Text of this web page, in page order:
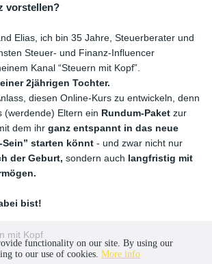
vorstellen?
Elias, ich bin 35 Jahre, Steuerberater und
Steuer- und Finanz-Influencer
Kanal “Steuern mit Kopf”.
2jährigen Tochter.
diesen Online-Kurs zu entwickeln, denn
(werdende) Eltern ein Rundum-Paket zur
dem ihr ganz entspannt in das neue
starten könnt
der Geburt, sondern auch langfristig mit
bist!
mit Kopf
functionality on our site. By using our
to our use of cookies. More info